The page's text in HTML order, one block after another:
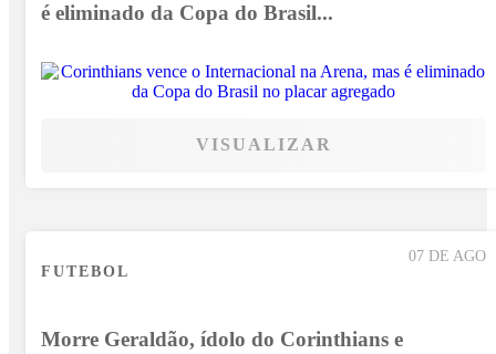
é eliminado da Copa do Brasil...
VISUALIZAR
07 DE AGO
FUTEBOL
Morre Geraldão, ídolo do Corinthians e